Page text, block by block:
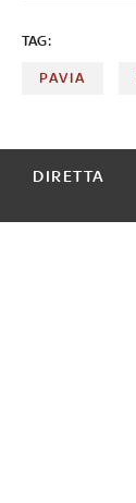
TAG:
PAVIA
DIRETTA